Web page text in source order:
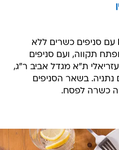
עם סניפים כשרים ללא
תקווה, ועם סניפים
ת"א מגדל אביב ר"ג,
נתניה. בשאר הסניפים
כשרה לפסח.